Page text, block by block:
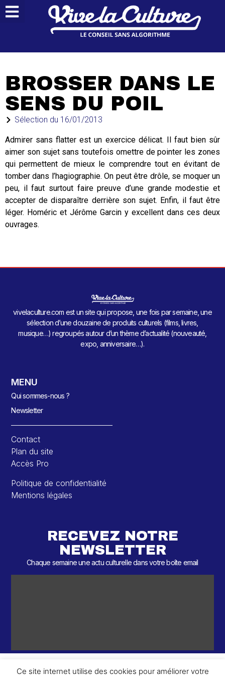
BROSSER DANS LE
SENS DU POIL
Sélection du 16/01/2013
Admirer sans flatter est un exercice délicat. Il faut bien sûr
aimer son sujet sans toutefois omettre de pointer les zones
qui permettent de mieux le comprendre tout en évitant de
tomber dans l’hagiographie. On peut être drôle, se moquer un
peu, il faut surtout faire preuve d’une grande modestie et
accepter de disparaître derrière son sujet. Enfin, il faut être
léger. Homéric et Jérôme Garcin y excellent dans ces deux
ouvrages.
vivelaculture.com est un site qui propose, une fois par semaine, une
sélection d’une douzaine de produits culturels (films, livres,
musique…) regroupés autour d’un thème d’actualité (nouveauté,
expo, anniversaire…).
MENU
Qui sommes-nous ?
Newsletter
Contact
Plan du site
Accès Pro
Politique de confidentialité
Mentions légales
RECEVEZ NOTRE
NEWSLETTER
Chaque semaine une actu culturelle dans votre boîte email
Ce site internet utilise des cookies pour améliorer votre